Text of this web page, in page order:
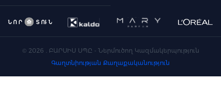
© 2026 . ԲԱՐՍԻՍ ՍՊԸ - Ներմուծող Կազմակերպություն
Գաղտնիության Քաղաքականություն